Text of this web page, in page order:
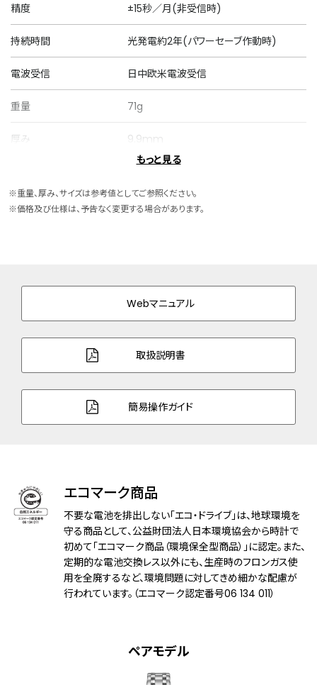
精度 ±15秒／月(非受信時)
持続時間 光発電約2年(パワーセーブ作動時)
電波受信 日中欧米電波受信
重量 71g
厚み 9.9mm
ケース素材 スーパーチタニウム
三ツ折れプッシュタイプ
バンド幅 19.0mm
バンド調整可能サイ
150～194mm
球面サファイアガラス（クラリティ・コーティ
ング）
耐磁性能 １種耐磁
デザイン特徴 一部白蝶貝文字板
充電残量表示機能
充電警告機能
フル充電時約2年可動(パワーセーブ作動
時)
日中欧米電波受信
もっと見る
※重量、厚み、サイズは参考値としてご参照ください。
※価格及び仕様は、予告なく変更する場合があります。
Webマニュアル
取扱説明書
簡易操作ガイド
エコマーク商品
不要な電池を排出しない「エコ・ドライブ」は、地球環境を
守る商品として、公益財団法人日本環境協会から時計で
初めて「エコマーク商品（環境保全型商品）」に認定。また、
定期的な電池交換レス以外にも、生産時のフロンガス使
用を全廃するなど、環境問題に対してきめ細かな配慮が
行われています。（エコマーク認定番号06 134 011）
ペアモデル